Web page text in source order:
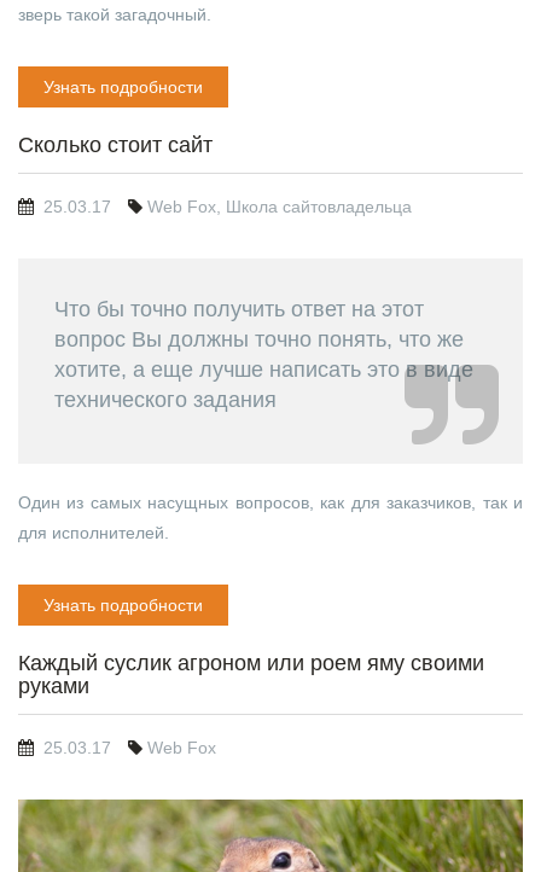
зверь такой загадочный.
Узнать подробности
Сколько стоит сайт
25.03.17 Web Fox Школа сайтовладельца
Что бы точно получить ответ на этот
вопрос Вы должны точно понять, что же
хотите, а еще лучше написать это в виде
технического задания
Один из самых насущных вопросов, как для заказчиков, так и
для исполнителей.
Узнать подробности
Каждый суслик агроном или роем яму своими
руками
25.03.17 Web Fox